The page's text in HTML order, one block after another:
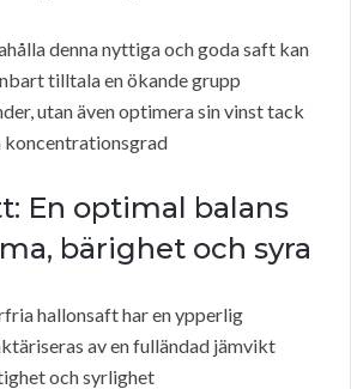
denna nyttiga och goda saft kan
tilltala en ökande grupp
utan även optimera sin vinst tack
koncentrationsgrad
En optimal balans
bärighet och syra
hallonsaft har en ypperlig
av en fulländad jämvikt
och syrlighet